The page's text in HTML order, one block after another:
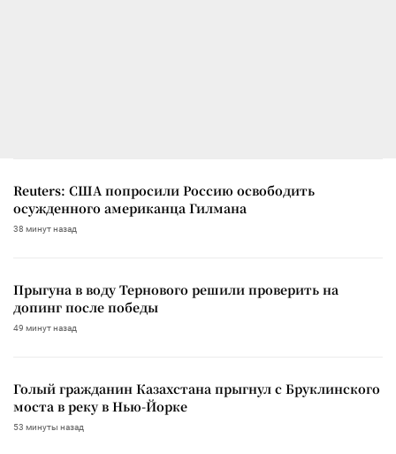
Reuters: США попросили Россию освободить
осужденного американца Гилмана
38 минут назад
Прыгуна в воду Тернового решили проверить на
допинг после победы
49 минут назад
Голый гражданин Казахстана прыгнул с Бруклинского
моста в реку в Нью-Йорке
53 минуты назад